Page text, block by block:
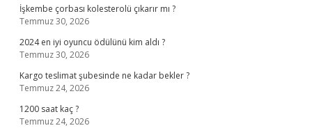
İşkembe çorbası kolesterolü çıkarır mı ?
Temmuz 30, 2026
2024 en iyi oyuncu ödülünü kim aldı ?
Temmuz 30, 2026
Kargo teslimat şubesinde ne kadar bekler ?
Temmuz 24, 2026
1200 saat kaç ?
Temmuz 24, 2026